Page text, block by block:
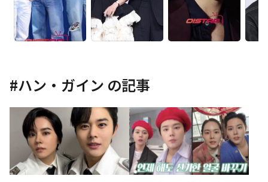
#ハン・ガイン の記事